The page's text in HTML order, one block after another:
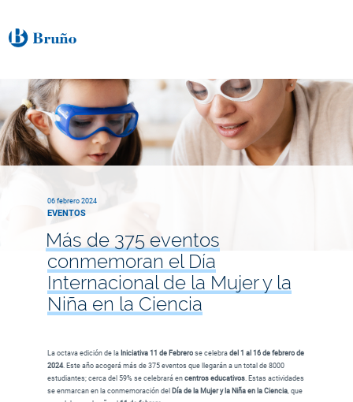
06 febrero 2024
EVENTOS
Más de 375 eventos
conmemoran el Día
Internacional de la Mujer y la
Niña en la Ciencia
La octava edición de laIniciativa 11 de Febrerose celebradel 1 al 16 de febrero de
2024. Este año acogerá más de 375 eventos que llegarán a un total de 8000
estudiantes; cerca del 59% se celebrará encentros educativos . Estas actividades
se enmarcan en la conmemoración delDía de la Mujer y la Niña en la Ciencia , que